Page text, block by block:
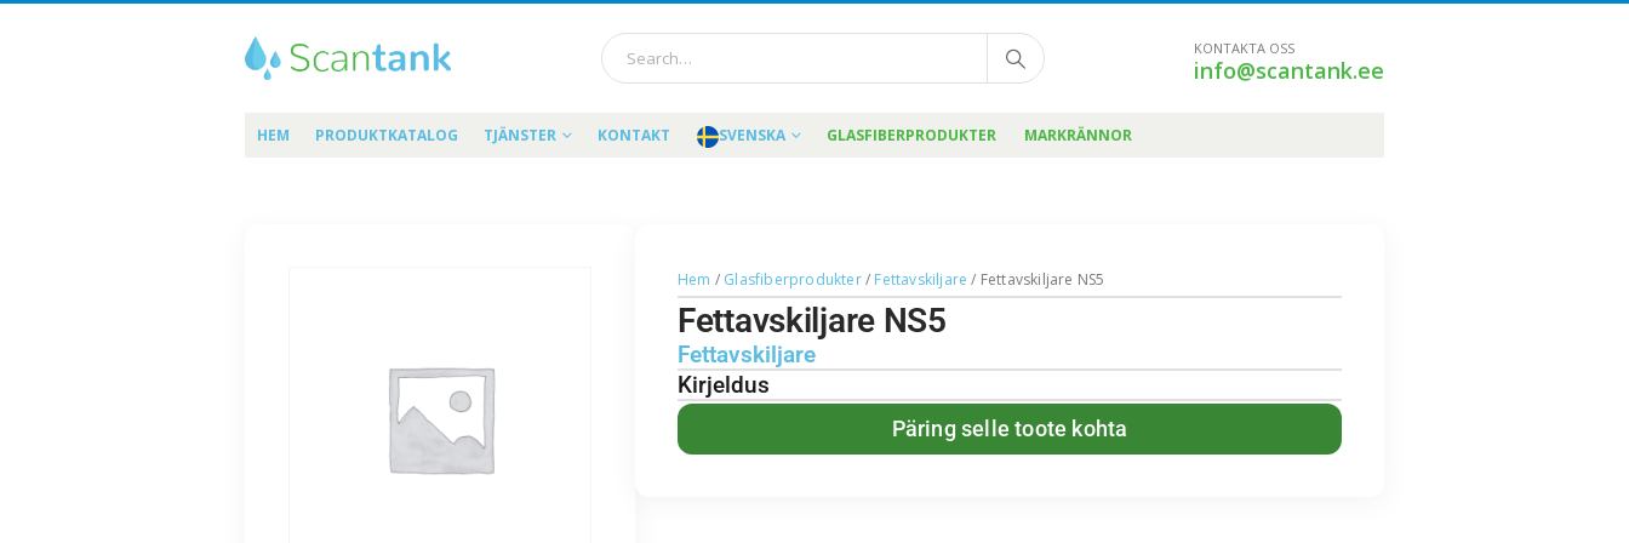
KONTAKTA OSS
info@scantank.ee
HEM PRODUKTKATALOG TJÄNSTER KONTAKT SVENSKA GLASFIBERPRODUKTER MARKRÄNNOR
Hem / Glasfiberprodukter/ Fettavskiljare / Fettavskiljare NS5
Fettavskiljare NS5
Fettavskiljare
Kirjeldus
Päring selle toote kohta